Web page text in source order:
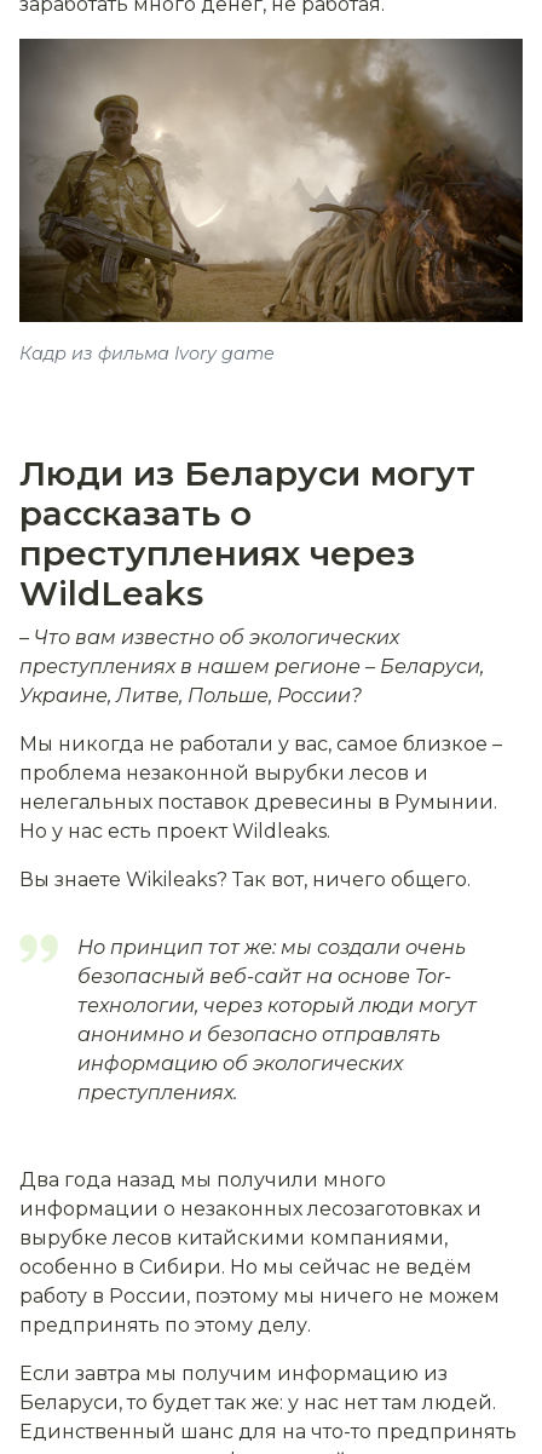
Кадр из фильма Ivory game
Люди из Беларуси могут
рассказать о
преступлениях через
WildLeaks
– Что вам известно об экологических
преступлениях в нашем регионе – Беларуси,
Украине, Литве, Польше, России?
Мы никогда не работали у вас, самое близкое –
проблема незаконной вырубки лесов и
нелегальных поставок древесины в Румынии.
Но у нас есть проект Wildleaks.
Вы знаете Wikileaks? Так вот, ничего общего.
Но принцип тот же: мы создали очень
безопасный веб-сайт на основе Tor-
технологии, через который люди могут
анонимно и безопасно отправлять
информацию об экологических
преступлениях.
Два года назад мы получили много
информации о незаконных лесозаготовках и
вырубке лесов китайскими компаниями,
особенно в Сибири. Но мы сейчас не ведём
работу в России, поэтому мы ничего не можем
предпринять по этому делу.
Если завтра мы получим информацию из
Беларуси, то будет так же: у нас нет там людей.
Единственный шанс для на что-то предпринять